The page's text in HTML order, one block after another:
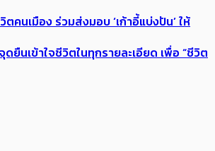
คนเมือง ร่วมส่งมอบ ‘เก้าอี้แบ่งปัน’ ให้
ยืนเข้าใจชีวิตในทุกรายละเอียด เพื่อ “ชีวิต